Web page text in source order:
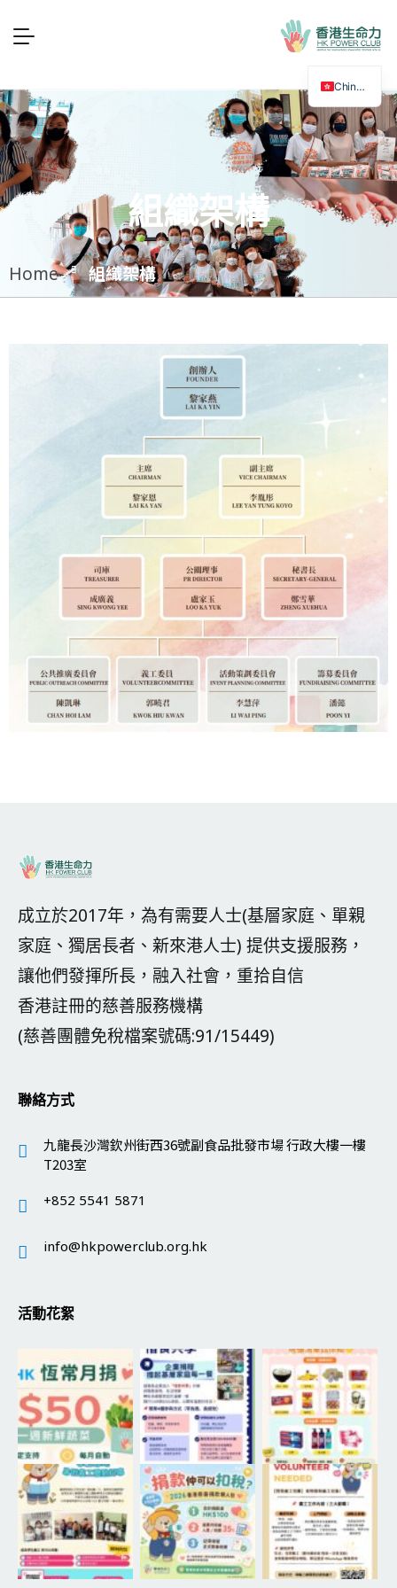
組織架構
Home 組織架構
成立於2017年，為有需要人士(基層家庭、單親
家庭、獨居長者、新來港人士) 提供支援服務，
讓他們發揮所長，融入社會，重拾自信
香港註冊的慈善服務機構
(慈善團體免稅檔案號碼:91/15449)
聯絡方式
九龍長沙灣欽州街西36號副食品批發市場 行政大樓一樓
T203室
+852 5541 5871
info@hkpowerclub.org.hk
活動花絮
Chinese